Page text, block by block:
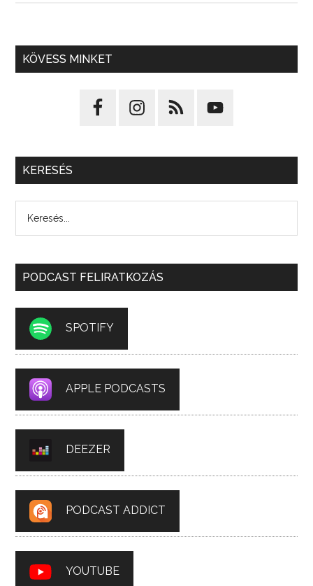
KÖVESS MINKET
KERESÉS
PODCAST FELIRATKOZÁS
SPOTIFY
APPLE PODCASTS
DEEZER
PODCAST ADDICT
YOUTUBE